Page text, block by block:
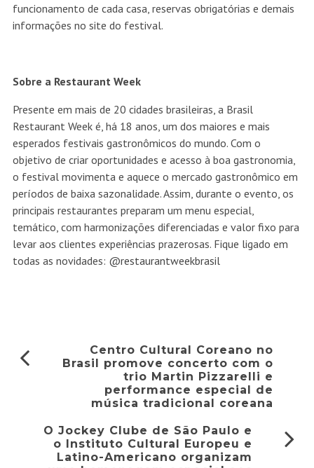
funcionamento de cada casa, reservas obrigatórias e demais
informações no site do festival.
Sobre a Restaurant Week
Presente em mais de 20 cidades brasileiras, a Brasil
Restaurant Week é, há 18 anos, um dos maiores e mais
esperados festivais gastronômicos do mundo. Com o
objetivo de criar oportunidades e acesso à boa gastronomia,
o festival movimenta e aquece o mercado gastronômico em
períodos de baixa sazonalidade. Assim, durante o evento, os
principais restaurantes preparam um menu especial,
temático, com harmonizações diferenciadas e valor fixo para
levar aos clientes experiências prazerosas. Fique ligado em
todas as novidades: @restaurantweekbrasil
Centro Cultural Coreano no
Brasil promove concerto com o
trio Martin Pizzarelli e
performance especial de
música tradicional coreana
O Jockey Clube de São Paulo e
o Instituto Cultural Europeu e
Latino-Americano organizam